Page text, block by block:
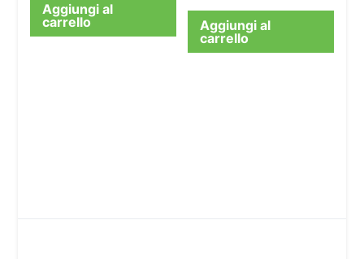
Aggiungi al
carrello
Aggiungi al
carrello